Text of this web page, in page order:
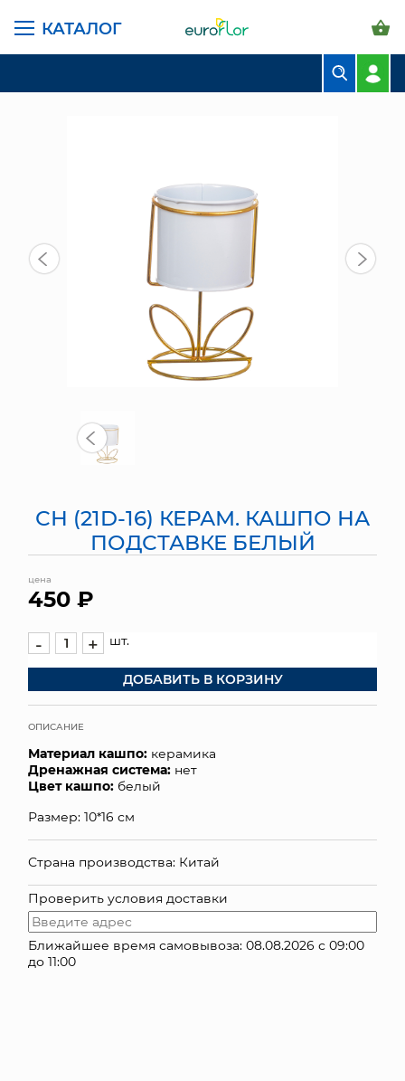
КАТАЛОГ
СВАДЕБНАЯ ФЛОРИСТИКА
КОМНАТНЫЕ РАСТЕНИЯ
ГОРШКИ И КАШПО
ГРУНТЫ И УДОБРЕНИЯ
ПРЕДМЕТЫ ИНТЕРЬЕРА
ЯЩИКИ
СУНДУКИ
ПОДАРОЧНЫЕ КАРТЫ
ОПТОВЫМ КЛИЕНТАМ
КОНТАКТЫ
ГЛАВНАЯ СТРАНИЦА КАТАЛОГ
ГОРШКИ И КАШПО
СН (21D-16) КЕРАМ. КАШПО НА
ПОДСТАВКЕ БЕЛЫЙ
цена
450 ₽
- + шт.
ДОБАВИТЬ В КОРЗИНУ
ОПИСАНИЕ
Материал кашпо: керамика
Дренажная система: нет
Цвет кашпо: белый
Размер: 10*16 см
Страна производства: Китай
Проверить условия доставки
Ближайшее время самовывоза: 08.08.2026 с 09:00
до 11:00